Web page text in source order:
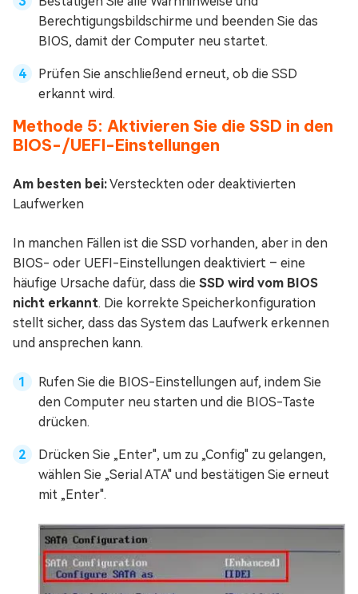
Berechtigungsbildschirme und beenden Sie das
BIOS, damit der Computer neu startet.
Prüfen Sie anschließend erneut, ob die SSD
erkannt wird.
Methode 5: Aktivieren Sie die SSD in den
BIOS-/UEFI-Einstellungen
Am besten bei:Versteckten oder deaktivierten
Laufwerken
In manchen Fällen ist die SSD vorhanden, aber in den
BIOS- oder UEFI-Einstellungen deaktiviert – eine
häufige Ursache dafür, dass die SSD wird vom BIOS
nicht erkannt. Die korrekte Speicherkonfiguration
stellt sicher, dass das System das Laufwerk erkennen
und ansprechen kann.
Rufen Sie die BIOS-Einstellungen auf, indem Sie
den Computer neu starten und die BIOS-Taste
drücken.
Drücken Sie „Enter", um zu „Config" zu gelangen,
wählen Sie „Serial ATA" und bestätigen Sie erneut
mit „Enter".